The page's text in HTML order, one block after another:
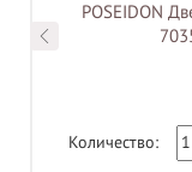
POSEIDON
Количество: